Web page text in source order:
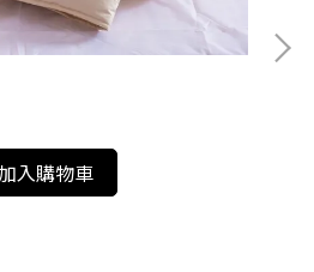
入購物車